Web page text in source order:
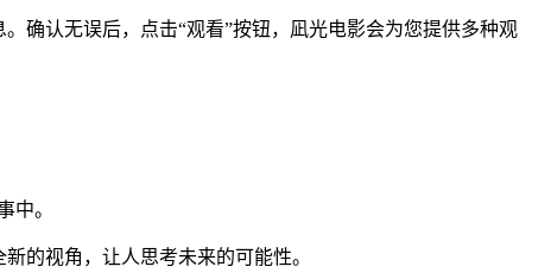
确认无误后，点击“观看”按钮，凪光电影会为您提供多种观
中。
的视角，让人思考未来的可能性。